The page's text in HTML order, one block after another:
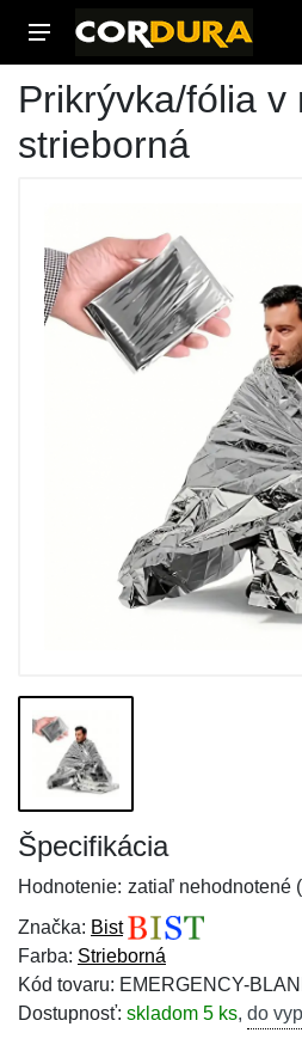
Prikrývka/fólia v
strieborná
Špecifikácia
Hodnotenie: zatiaľ nehodnotené (
Značka: Bist
Farba: Strieborná
Kód tovaru: EMERGENCY-
Dostupnosť: skladom 5 ks, do